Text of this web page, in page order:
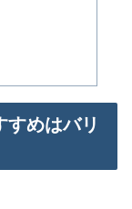
すめはバリ